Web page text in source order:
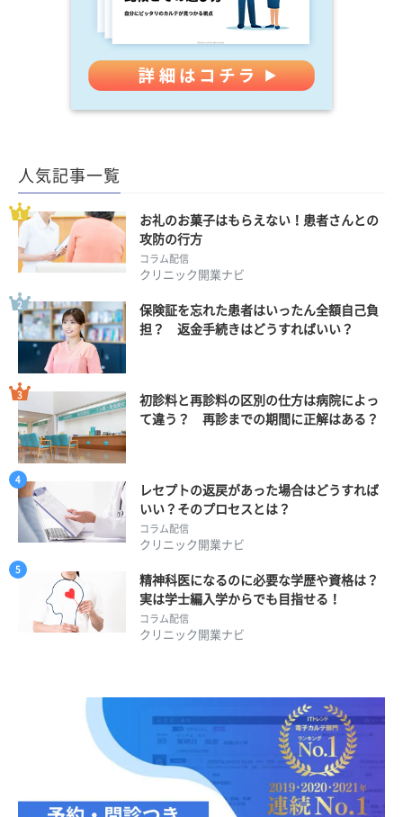
人気記事一覧
お礼のお菓子はもらえない！患者さんとの
攻防の行方
コラム配信
クリニック開業ナビ
保険証を忘れた患者はいったん全額自己負
担？ 返金手続きはどうすればいい？
初診料と再診料の区別の仕方は病院によっ
て違う？ 再診までの期間に正解はある？
レセプトの返戻があった場合はどうすれば
いい？そのプロセスとは？
コラム配信
クリニック開業ナビ
精神科医になるのに必要な学歴や資格は？
実は学士編入学からでも目指せる！
コラム配信
クリニック開業ナビ